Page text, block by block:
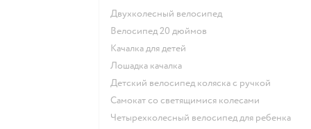
Двухколесный велосипед
Велосипед 20 дюймов
Качалка для детей
Лошадка качалка
Детский велосипед коляска с ручкой
Самокат со светящимися колесами
Четырехколесный велосипед для ребенка